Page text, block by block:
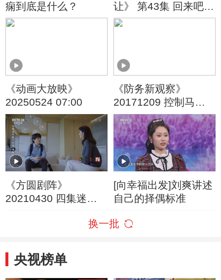
痫到底是什么？
让》 第43集 回来吧
影子
《动画大放映》
20250524 07:00
《防务新观察》
20171209 控制马六
甲海峡 印度“东进”第
一步
《方圆剧阵》
20210430 四集迷你
[向幸福出发]刘爽讲述
自己的择偶标准
换一批
央视榜单